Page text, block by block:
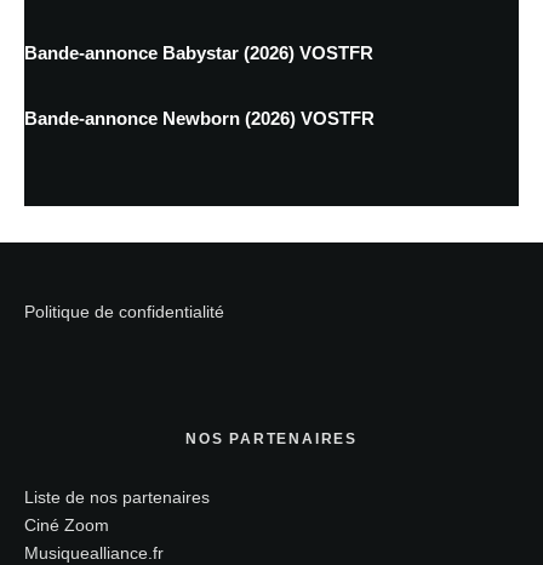
Bande-annonce Babystar (2026) VOSTFR
Bande-annonce Newborn (2026) VOSTFR
Politique de confidentialité
NOS PARTENAIRES
Liste de nos partenaires
Ciné Zoom
Musiquealliance.fr